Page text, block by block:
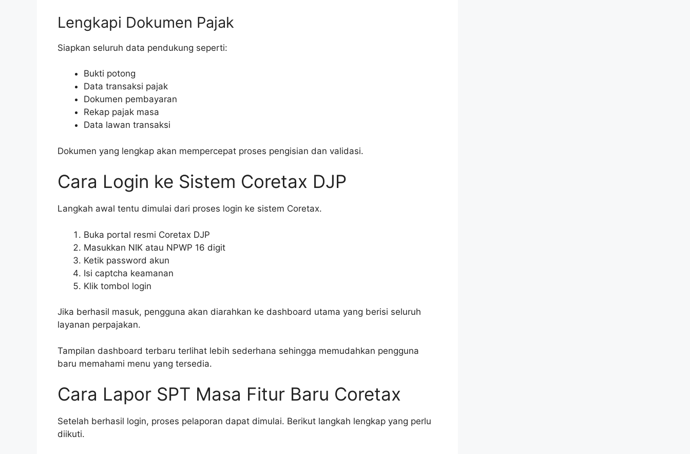
Lengkapi Dokumen Pajak
Siapkan seluruh data pendukung seperti:
Bukti potong
Data transaksi pajak
Dokumen pembayaran
Rekap pajak masa
Data lawan transaksi
Dokumen yang lengkap akan mempercepat proses pengisian dan validasi.
Cara Login ke Sistem Coretax DJP
Langkah awal tentu dimulai dari proses login ke sistem Coretax.
Buka portal resmi Coretax DJP
Masukkan NIK atau NPWP 16 digit
Ketik password akun
Isi captcha keamanan
Klik tombol login
Jika berhasil masuk, pengguna akan diarahkan ke dashboard utama yang berisi seluruh
layanan perpajakan.
Tampilan dashboard terbaru terlihat lebih sederhana sehingga memudahkan pengguna
baru memahami menu yang tersedia.
Cara Lapor SPT Masa Fitur Baru Coretax
Setelah berhasil login, proses pelaporan dapat dimulai. Berikut langkah lengkap yang perlu
diikuti.